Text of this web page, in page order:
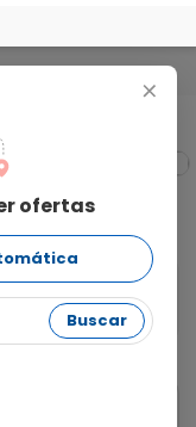
+
ofertas
Buscar
Andolba 4,5mg/g +
Solução de Uso